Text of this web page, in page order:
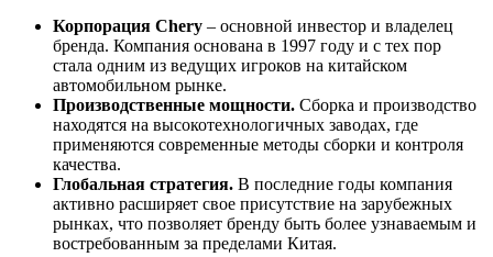
Корпорация Chery – основной инвестор и владелец
бренда. Компания основана в 1997 году и с тех пор
стала одним из ведущих игроков на китайском
автомобильном рынке.
Производственные мощности. Сборка и производство
находятся на высокотехнологичных заводах, где
применяются современные методы сборки и контроля
качества.
Глобальная стратегия. В последние годы компания
активно расширяет свое присутствие на зарубежных
рынках, что позволяет бренду быть более узнаваемым и
востребованным за пределами Китая.